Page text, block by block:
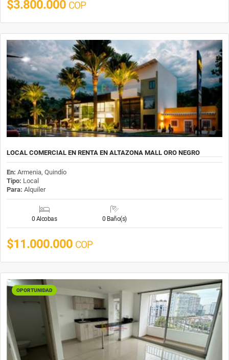
$3.800.000 COP
LOCAL COMERCIAL EN RENTA EN ALTAZONA MALL ORO NEGRO
En: Armenia, Quindío
Tipo: Local
Para: Alquiler
0 Alcobas 0 Baño(s)
$11.000.000 COP
OPORTUNIDAD